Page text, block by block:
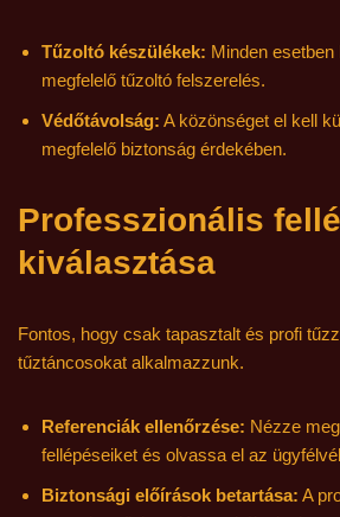
Tűzoltó készülékek: Minden esetben
megfelelő tűzoltó felszerelés.
Védőtávolság: A közönséget el kell
megfelelő biztonság érdekében.
Professzionális
kiválasztása
Fontos, hogy csak tapasztalt és profi
tűztáncosokat alkalmazzunk.
Referenciák ellenőrzése: Nézze
fellépéseiket és olvassa el az
Biztonsági előírások betartása: A